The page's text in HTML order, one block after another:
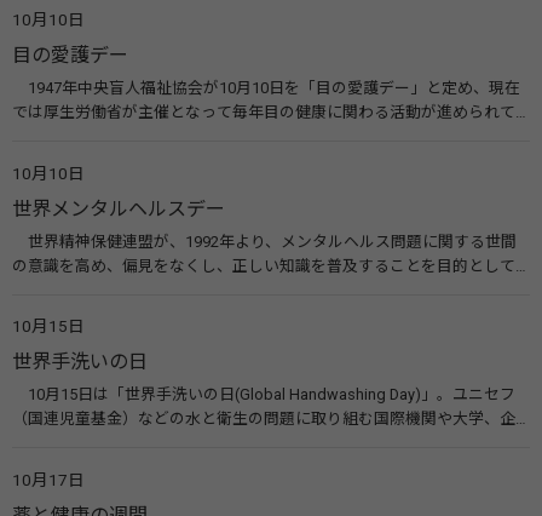
療研究会） 糖尿病ネットワーク
10月10日
目の愛護デー
1947年中央盲人福祉協会が10月10日を「目の愛護デー」と定め、現在
では厚生労働省が主催となって毎年目の健康に関わる活動が進められて
会）
10月10日
世界メンタルヘルスデー
世界精神保健連盟が、1992年より、メンタルヘルス問題に関する世間
の意識を高め、偏見をなくし、正しい知識を普及することを目的として、
す。 関連リンク 世界メンタルヘルスデー（厚生労働省） 働く人のメンタ
ルヘルス・ポータルサイト「こころの耳」（厚生労働省）
10月15日
世界手洗いの日
10月15日は「世界手洗いの日(Global Handwashing Day)」。ユニセフ
（国連児童基金）などの水と衛生の問題に取り組む国際機関や大学、企
10月17日